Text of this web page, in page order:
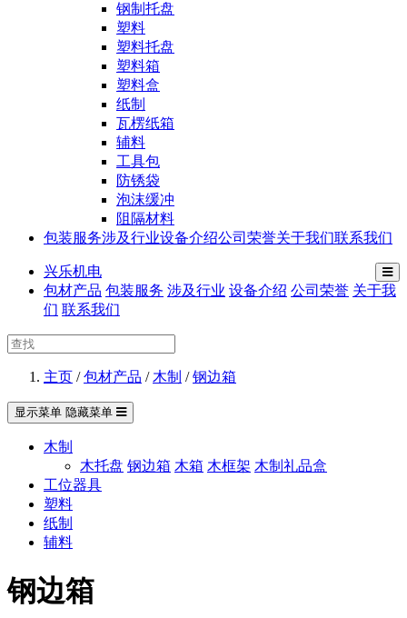
钢制托盘
塑料
塑料托盘
塑料箱
塑料盒
纸制
瓦楞纸箱
辅料
工具包
防锈袋
泡沫缓冲
阻隔材料
包装服务涉及行业设备介绍公司荣誉关于我们联系我们
兴乐机电
包材产品 包装服务 涉及行业 设备介绍 公司荣誉 关于我
们 联系我们
主页 /包材产品 / 木制 /钢边箱
显示菜单 隐藏菜单
木制
木托盘 钢边箱 木箱 木框架 木制礼品盒
工位器具
塑料
纸制
辅料
钢边箱